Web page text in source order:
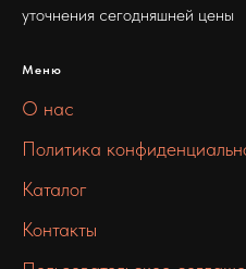
уточнения сегодняшней цены
Меню
О нас
Политика
Каталог
Контакты